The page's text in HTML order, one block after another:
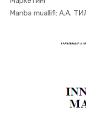
Manba muallifi: А.А.